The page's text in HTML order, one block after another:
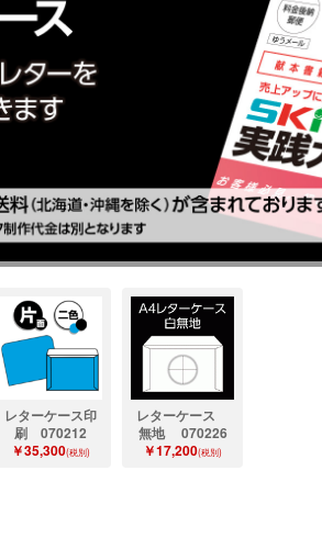
レターケース印
刷 070212
￥35,300(税別)
レターケース
無地 070226
￥17,200(税別)